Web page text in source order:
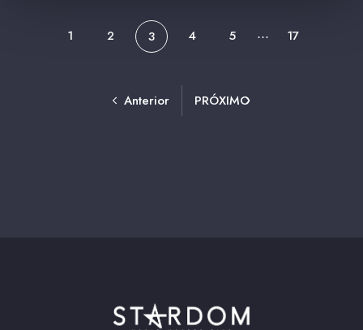
1 2 3 4 5 ⋯ 17
Anterior PRÓXIMO